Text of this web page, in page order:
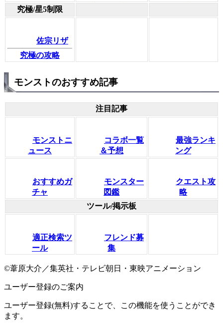
究極/星5制限
佐宗リザ
究極の攻略
モンストのおすすめ記事
注目記事
モンストニ
ュース
コラボ一覧
＆予想
最強ランキ
ング
おすすめガ
チャ
モンスター
図鑑
クエスト攻
略
ツール/掲示板
適正検索ツ
ール
フレンド募
集
©葦原大介／集英社・テレビ朝日・東映アニメーション
ユーザー登録のご案内
ユーザー登録(無料)することで、この機能を使うことができ
ます。